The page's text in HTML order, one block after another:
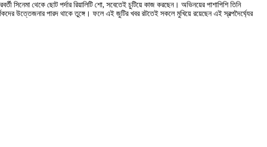
থেকে ছোট পর্দার রিয়ালিটি শো, সবেতেই চুটিয়ে কাজ করছেন। অভিনয়ের পাশাপিশি তিনি
উত্তেজনার পারদ থাকে তুঙ্গে। ফলে এই জুটির খবর রটতেই সকলে মুখিয়ে রয়েছেন এই স্বল্পদৈর্ঘ্যের